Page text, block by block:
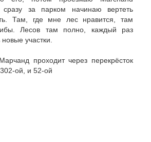
за парком начинаю вертеть
Там, где мне лес нравится, там
Лесов там полно, каждый раз
участки.
проходит через перекрёсток
ой, и 52-ой